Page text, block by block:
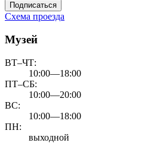
Подписаться
Схема проезда
Музей
ВТ–ЧТ:
10:00—18:00
ПТ–СБ:
10:00—20:00
ВС:
10:00—18:00
ПН:
выходной